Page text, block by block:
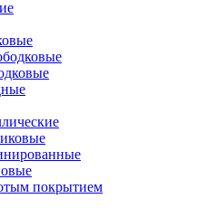
покрытием